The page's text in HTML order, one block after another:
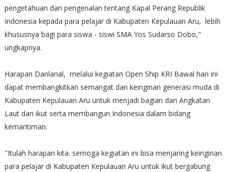
pengetahuan dan pengenalan tentang Kapal Perang Republik
Indonesia kepada para pelajar di Kabupaten Kepulauan Aru, lebih
khususnya bagi para siswa - siswi SMA Yos Sudarso Dobo,"
ungkapnya.
Harapan Danlanal, melalui kegiatan Open Ship KRI Bawal hari ini
dapat membangkitkan semangat dan keinginan generasi muda di
Kabupaten Kepulauan Aru untuk menjadi bagian dari Angkatan
Laut dan ikut serta membangun Indonesia dalam bidang
kemaritiman.
"Itulah harapan kita. semoga kegiatan ini bisa menjaring keinginan
para pelajar di Kabupaten Kepulauan Aru untuk ikut bergabung